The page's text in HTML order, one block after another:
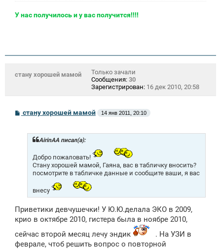
У нас получилось и у вас получится!!!!
стану хорошей мамой
Только зачали
Сообщения: 30
Зарегистрирован: 16 дек 2010, 20:58
Сстану хорошей мамой 14 янв 2011, 20:10
AirinAA писал(а):
Добро пожаловать!
Стану хорошей мамой, Гаяна, вас в табличку вносить?
посмотрите в табличке данные и сообщите ваши, я вас
внесу
Приветики девчушечки! У Ю.Ю.делала ЭКО в 2009,
крио в октябре 2010, гистера была в ноябре 2010,
сейчас второй месяц лечу эндик
. На УЗИ в
феврале, чтоб решить вопрос о повторной